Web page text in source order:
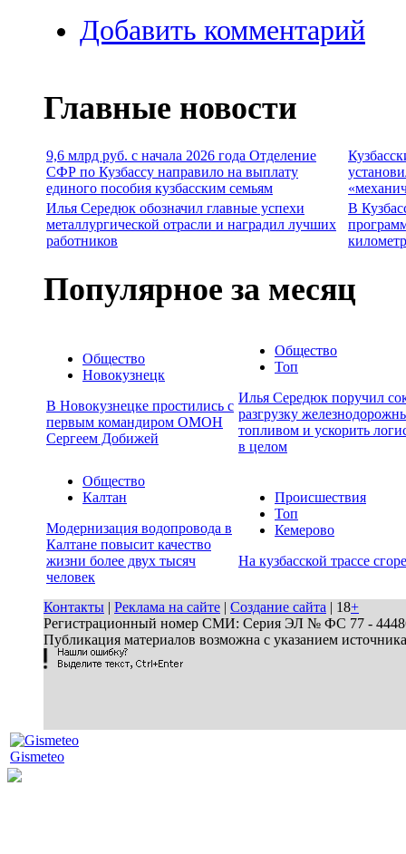
Добавить комментарий
Главные новости
9,6 млрд руб. с начала 2026 года Отделение
СФР по Кузбассу направило на выплату
единого пособия кузбасским семьям
Илья Середюк обозначил главные успехи
металлургической отрасли и наградил лучших
работников
В
Популярное за месяц
Общество
Новокузнецк
В Новокузнецке простились с
первым командиром ОМОН
Сергеем Добижей
Общество
Топ
Илья Середюк поручил
разгрузку
топливом и ускорить
в целом
Общество
Калтан
Модернизация водопровода в
Калтане повысит качество
жизни более двух тысяч
человек
Происшествия
Топ
Кемерово
На кузбасской трассе
Контакты | Реклама на сайте | Создание сайта | 18+
Регистрационный номер СМИ: Серия ЭЛ № ФС 77 - 44486
Публикация материалов возможна с указанием
Gismeteo